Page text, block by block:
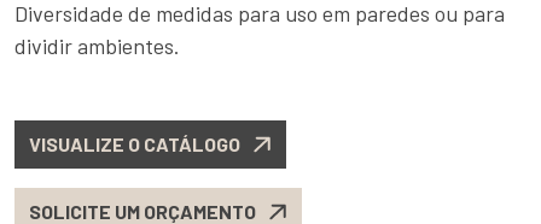
Diversidade de medidas para uso em paredes ou para
dividir ambientes.
VISUALIZE O CATÁLOGO
SOLICITE UM ORÇAMENTO